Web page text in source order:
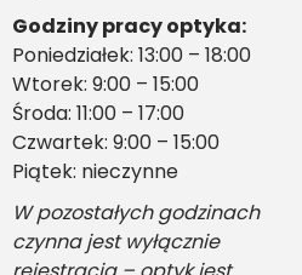
Godziny pracy optyka:
Poniedziałek: 13:00 – 18:00
Wtorek: 9:00 – 15:00
Środa: 11:00 – 17:00
Czwartek: 9:00 – 15:00
Piątek: nieczynne
W pozostałych godzinach
czynna jest wyłącznie